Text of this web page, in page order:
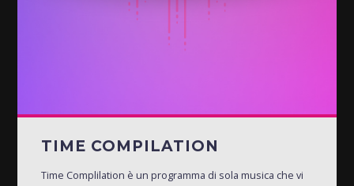
TIME COMPILATION
Time Complilation è un programma di sola musica che vi